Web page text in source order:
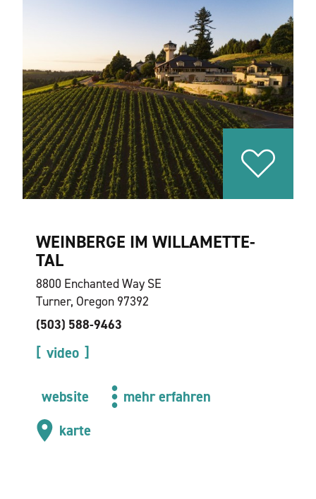
WEINBERGE IM WILLAMETTE-
TAL
8800 Enchanted Way SE
Turner, Oregon 97392
(503) 588-9463
video
website
mehr erfahren
karte